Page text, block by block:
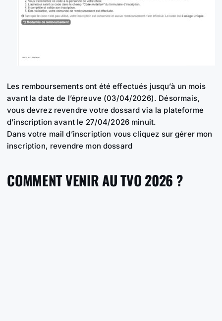
Les remboursements ont été effectués jusqu’à un mois
avant la date de l’épreuve (03/04/2026). Désormais,
vous devrez revendre votre dossard via la plateforme
d’inscription avant le 27/04/2026 minuit.
Dans votre mail d’inscription vous cliquez sur gérer mon
inscription, revendre mon dossard
COMMENT VENIR AU TVO 2026 ?